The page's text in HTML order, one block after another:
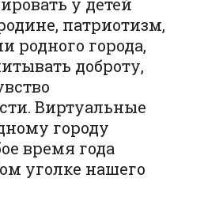
у детей
патриотизм,
родного города,
доброту,
Виртуальные
городу
время года
уголке нашего